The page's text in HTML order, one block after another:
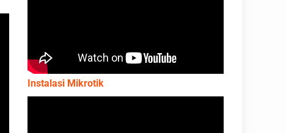
Instalasi Mikrotik